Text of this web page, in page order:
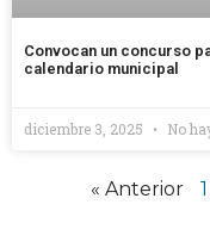
Convocan un concurso
calendario municipal
diciembre 3, 2025 No
« Anterior 1